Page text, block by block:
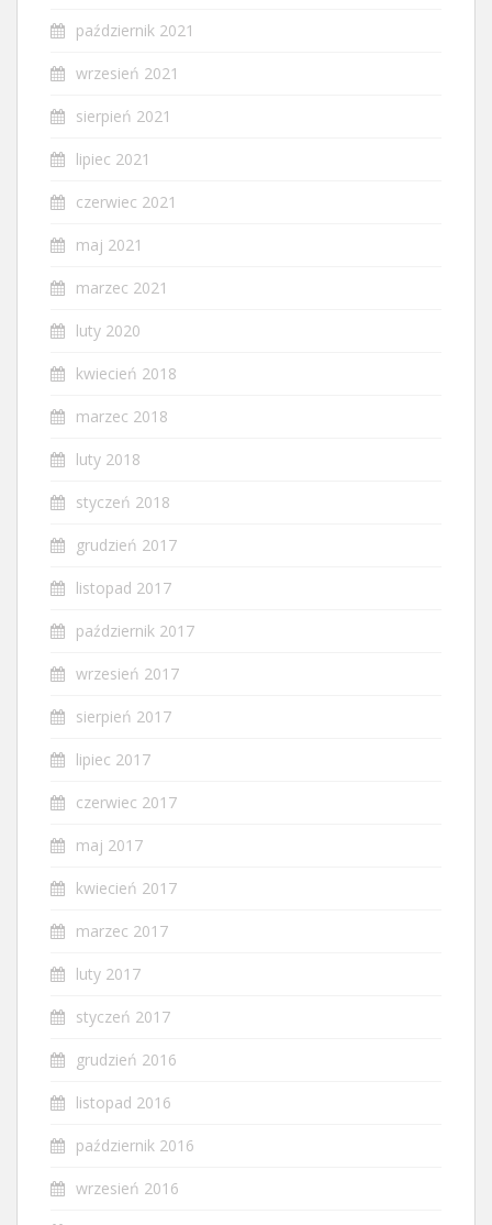
październik 2021
wrzesień 2021
sierpień 2021
lipiec 2021
czerwiec 2021
maj 2021
marzec 2021
luty 2020
kwiecień 2018
marzec 2018
luty 2018
styczeń 2018
grudzień 2017
listopad 2017
październik 2017
wrzesień 2017
sierpień 2017
lipiec 2017
czerwiec 2017
maj 2017
kwiecień 2017
marzec 2017
luty 2017
styczeń 2017
grudzień 2016
listopad 2016
październik 2016
wrzesień 2016